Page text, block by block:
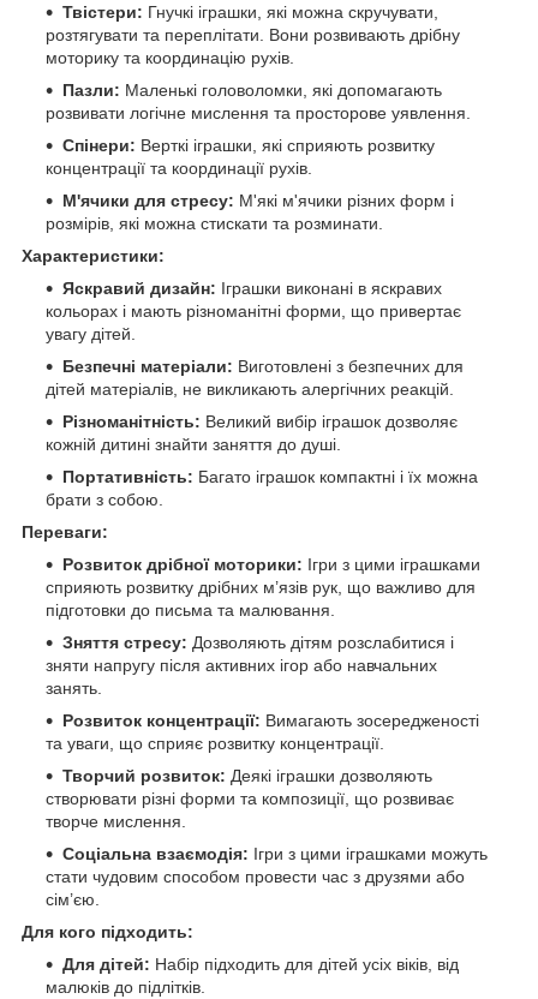
Твістери: Гнучкі іграшки, які можна скручувати,
розтягувати та переплітати. Вони розвивають дрібну
моторику та координацію рухів.
Пазли: Маленькі головоломки, які допомагають
розвивати логічне мислення та просторове уявлення.
Спінери: Верткі іграшки, які сприяють розвитку
концентрації та координації рухів.
М'ячики для стресу: М'які м'ячики різних форм і
розмірів, які можна стискати та розминати.
Характеристики:
Яскравий дизайн: Іграшки виконані в яскравих
кольорах і мають різноманітні форми, що привертає
увагу дітей.
Безпечні матеріали: Виготовлені з безпечних для
дітей матеріалів, не викликають алергічних реакцій.
Різноманітність: Великий вибір іграшок дозволяє
кожній дитині знайти заняття до душі.
Портативність: Багато іграшок компактні і їх можна
брати з собою.
Переваги:
Розвиток дрібної моторики: Ігри з цими іграшками
сприяють розвитку дрібних м’язів рук, що важливо для
підготовки до письма та малювання.
Зняття стресу: Дозволяють дітям розслабитися і
зняти напругу після активних ігор або навчальних
занять.
Розвиток концентрації: Вимагають зосередженості
та уваги, що сприяє розвитку концентрації.
Творчий розвиток: Деякі іграшки дозволяють
створювати різні форми та композиції, що розвиває
творче мислення.
Соціальна взаємодія: Ігри з цими іграшками можуть
стати чудовим способом провести час з друзями або
сім’єю.
Для кого підходить:
Для дітей: Набір підходить для дітей усіх віків, від
малюків до підлітків.